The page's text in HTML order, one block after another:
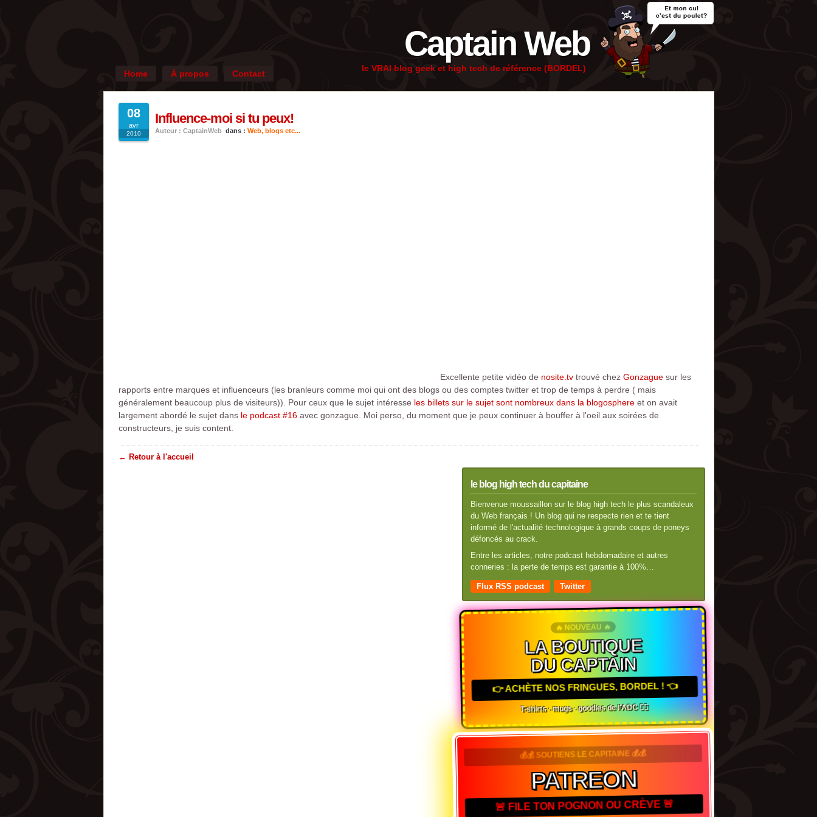
Captain Web
le VRAI blog geek et high tech de référence (BORDEL)
Home À propos Contact
08
avr
2010
Influence-moi si tu peux!
Auteur : CaptainWeb dans : Web, blogs etc...
Excellente petite vidéo de nosite.tvtrouvé chez Gonzaguesur les
rapports entre marques et influenceurs (les branleurs comme moi qui ont des blogs ou des comptes twitter et trop de temps à perdre ( mais
généralement beaucoup plus de visiteurs)). Pour ceux que le sujet intéresse les billets sur le sujet sont nombreux dans la blogosphereet on avait
largement abordé le sujet dans le podcast #16avec gonzague. Moi perso, du moment que je peux continuer à bouffer à l'oeil aux soirées de
constructeurs, je suis content.
← Retour à l'accueil
le blog high tech du capitaine
Bienvenue moussaillon sur le blog high tech le plus scandaleux
du Web français ! Un blog qui ne respecte rien et te tient
informé de l'actualité technologique à grands coups de poneys
défoncés au crack.
Entre les articles, notre podcast hebdomadaire et autres
conneries : la perte de temps est garantie à 100%…
Flux RSS podcast Twitter
🔥 NOUVEAU 🔥
LA BOUTIQUE
DU CAPTAIN
👉 ACHÈTE NOS FRINGUES, BORDEL ! 👈
T-shirts · mugs · goodies de l'ADC 🏴‍☠️
💰💰 SOUTIENS LE CAPITAINE 💰💰
PATREON
🚨 FILE TON POGNON OU CRÈVE 🚨